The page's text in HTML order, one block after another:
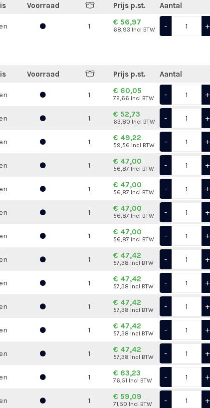
Voorraad Prijs p.st. Aantal
1 € 56,97
68,93 Incl BTW - +
Voorraad Prijs p.st. Aantal
1 € 60,05
72,66 Incl BTW - +
1 € 52,73
63,80 Incl BTW - +
1 € 49,22
59,56 Incl BTW - +
1 € 47,00
56,87 Incl BTW - +
1 € 47,00
56,87 Incl BTW - +
1 € 47,00
56,87 Incl BTW - +
1 € 47,00
56,87 Incl BTW - +
1 € 47,42
57,38 Incl BTW - +
1 € 47,42
57,38 Incl BTW - +
1 € 47,42
57,38 Incl BTW - +
1 € 47,42
57,38 Incl BTW - +
1 € 47,42
57,38 Incl BTW - +
1 € 63,23
76,51 Incl BTW - +
1 € 59,09
71,50 Incl BTW - +